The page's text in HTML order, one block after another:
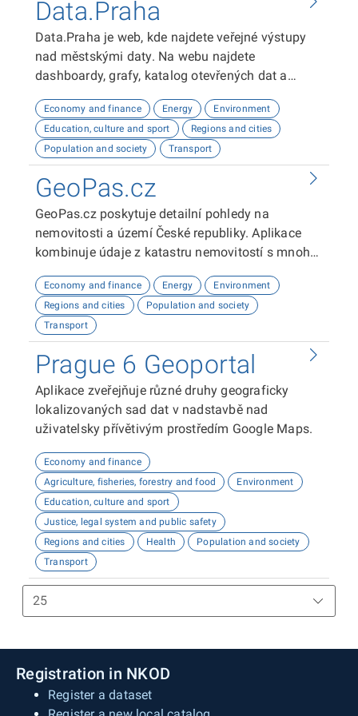
Data.Praha
Data.Praha je web, kde najdete veřejné výstupy
nad městskými daty. Na webu najdete
dashboardy, grafy, katalog otevřených dat a
umožní analyzovat a vizualizovat data o Praze.
Doufáme, že vám naše platforma bude užitečná!
Economy and finance Energy
Environment
Education, culture and sport
Regions and cities
Population and society
Transport
GeoPas.cz
GeoPas.cz poskytuje detailní pohledy na
nemovitosti a území České republiky. Aplikace
kombinuje údaje z katastru nemovitostí s mnoha
prostředí, občanská vybavenost, sítě, územní
plány a spoustu dalších. Slouží zejména
zájemcům o nemovitosti a profesionálům v
Economy and finance Energy
Environment
Regions and cities
Population and society
Transport
Prague 6 Geoportal
Aplikace zveřejňuje různé druhy geograficky
lokalizovaných sad dat v nadstavbě nad
uživatelsky přívětivým prostředím Google Maps.
Economy and finance
Agriculture, fisheries, forestry and food
Environment
Education, culture and sport
Justice, legal system and public safety
Regions and cities
Health
Population and society
Transport
Registration in NKOD
Register a dataset